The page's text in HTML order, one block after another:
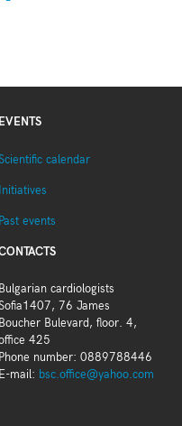
EVENTS
calendar
Initiatives
Past events
Bulgarian cardiologists
76 James
Boucher Bulevard, floor. 4,
425
Phone number: 0889788446
E-mail: bsc.office@yahoo.com